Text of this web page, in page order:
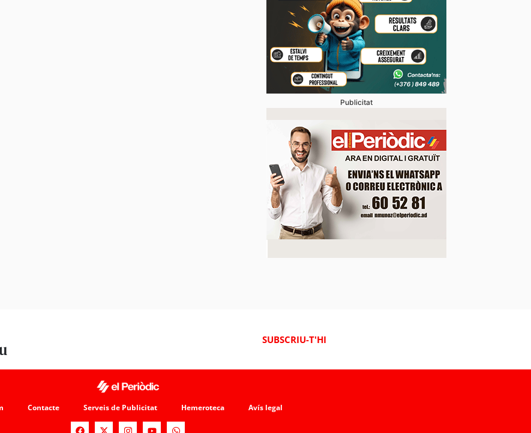
Publicitat
SUBSCRIU-T'HI
Contacte Serveis de Publicitat Hemeroteca Avís legal